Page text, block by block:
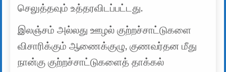
செலுத்தவும் உத்தரவிடப்பட்டது.
இலஞ்சம் அல்லது ஊழல் குற்றச்சாட்டுகளை
விசாரிக்கும் ஆணைக்குழு, குணவர்தன மீது
நான்கு குற்றச்சாட்டுகளைத் தாக்கல்